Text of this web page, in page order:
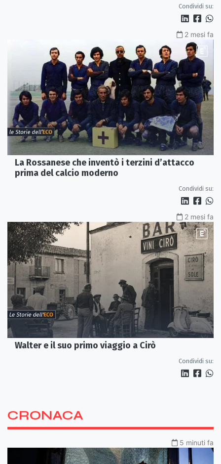
Condividi su:
2 mesi fa
La Rossanese che inventò i terzini d’attacco
prima del calcio moderno
Condividi su:
2 mesi fa
Walter e il suo primo viaggio a Cirò
Condividi su:
CRONACA
5 minuti fa